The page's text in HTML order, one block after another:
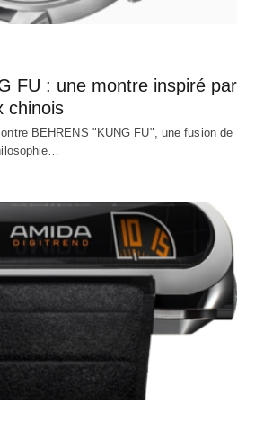
FU : une montre inspiré par
chinois
BEHRENS "KUNG FU", une fusion de